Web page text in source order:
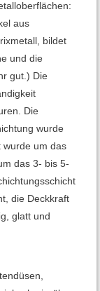
aus
bildet
und die
gut.) Die
Die
wurde
wurde um das
das 3- bis 5-
die Deckkraft
glatt und